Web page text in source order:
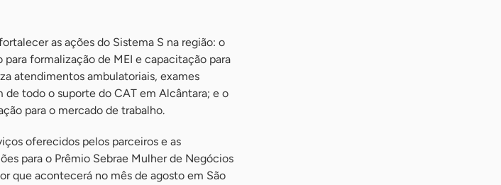
as ações do Sistema S na região: o
formalização de MEI e capacitação para
atendimentos ambulatoriais, exames
de todo o suporte do CAT em Alcântara; e o
para o mercado de trabalho.
oferecidos pelos parceiros e as
para o Prêmio Sebrae Mulher de Negócios
que acontecerá no mês de agosto em São